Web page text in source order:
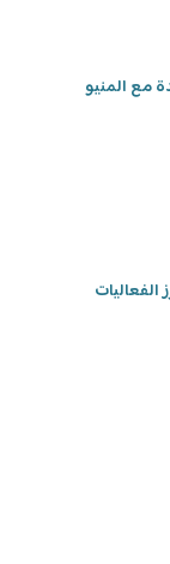
مع المنيو
الفعاليات